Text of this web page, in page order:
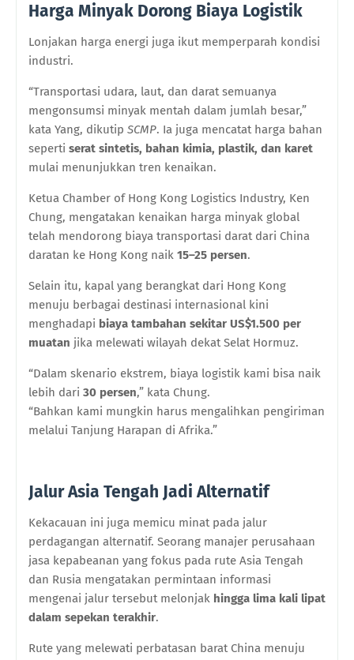
Harga Minyak Dorong Biaya Logistik
Lonjakan harga energi juga ikut memperparah kondisi
industri.
“Transportasi udara, laut, dan darat semuanya
mengonsumsi minyak mentah dalam jumlah besar,”
kata Yang, dikutip SCMP. Ia juga mencatat harga bahan
seperti serat sintetis, bahan kimia, plastik, dan karet
mulai menunjukkan tren kenaikan.
Ketua Chamber of Hong Kong Logistics Industry, Ken
Chung, mengatakan kenaikan harga minyak global
telah mendorong biaya transportasi darat dari China
daratan ke Hong Kong naik 15–25 persen.
Selain itu, kapal yang berangkat dari Hong Kong
menuju berbagai destinasi internasional kini
menghadapi biaya tambahan sekitar US$1.500 per
muatan jika melewati wilayah dekat Selat Hormuz.
“Dalam skenario ekstrem, biaya logistik kami bisa naik
lebih dari 30 persen,” kata Chung.
“Bahkan kami mungkin harus mengalihkan pengiriman
melalui Tanjung Harapan di Afrika.”
Jalur Asia Tengah Jadi Alternatif
Kekacauan ini juga memicu minat pada jalur
perdagangan alternatif. Seorang manajer perusahaan
jasa kepabeanan yang fokus pada rute Asia Tengah
dan Rusia mengatakan permintaan informasi
mengenai jalur tersebut melonjak hingga lima kali lipat
dalam sepekan terakhir.
Rute yang melewati perbatasan barat China menuju